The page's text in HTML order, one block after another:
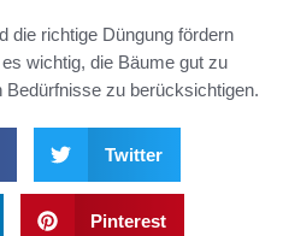
die richtige Düngung fördern
wichtig, die Bäume gut zu
zu berücksichtigen.
Twitter
Pinterest